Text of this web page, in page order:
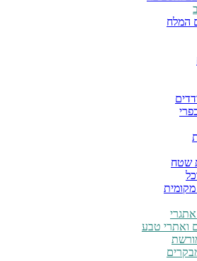
המלח
שטח
ואתרי טבע